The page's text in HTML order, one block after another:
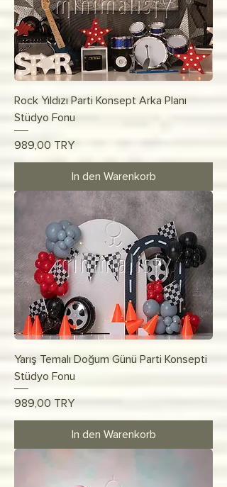
Rock Yıldızı Parti Konsept Arka Planı
Stüdyo Fonu
Preis
989,00 TRY
In den Warenkorb
Yarış Temalı Doğum Günü Parti Konsepti
Stüdyo Fonu
Preis
989,00 TRY
In den Warenkorb